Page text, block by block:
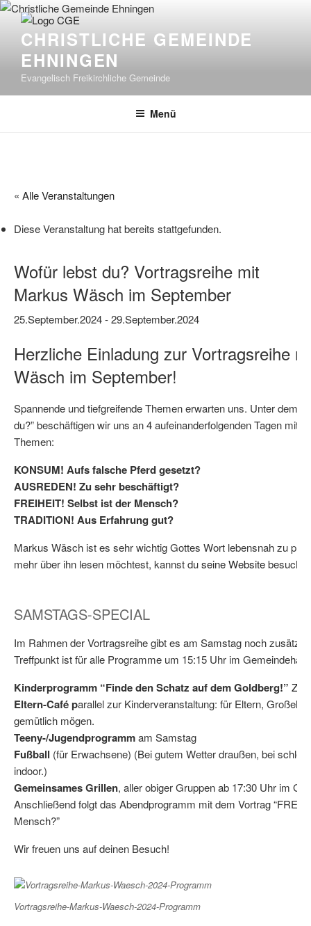
Zum
Inhalt
springenCHRISTLICHE GEMEINDE
EHNINGEN
Evangelisch Freikirchliche Gemeinde
Menü
« Alle Veranstaltungen
Diese Veranstaltung hat bereits stattgefunden.
Wofür lebst du? Vortragsreihe mit
Markus Wäsch im September
25.September.2024-29.September.2024
Herzliche Einladung zur Vortragsreihe
Wäsch im September!
Spannende und tiefgreifende Themen erwarten uns. Unter dem
du?” beschäftigen wir uns an 4 aufeinanderfolgenden Tagen mit
Themen:
KONSUM! Aufs falsche Pferd gesetzt?
AUSREDEN! Zu sehr beschäftigt?
FREIHEIT! Selbst ist der Mensch?
TRADITION! Aus Erfahrung gut?
Markus Wäsch ist es sehr wichtig Gottes Wort lebensnah zu
mehr über ihn lesen möchtest, kannst duseine Website
SAMSTAGS-SPECIAL
Im Rahmen der Vortragsreihe gibt es am Samstag noch
Treffpunkt ist für alle Programme um 15:15 Uhr im
Kinderprogramm “Finde den Schatz auf dem Goldberg!”
Eltern-Café parallel zur Kinderveranstaltung: für Eltern,
gemütlich mögen.
Teeny-/Jugendprogrammam Samstag
Fußball (für Erwachsene) (Bei gutem Wetter draußen, bei
indoor.)
Gemeinsames Grillen, aller obiger Gruppen ab 17:30 Uhr im
Anschließend folgt das Abendprogramm mit dem Vortrag
Mensch?”
Wir freuen uns auf deinen Besuch!
Vortragsreihe-Markus-Waesch-2024-Programm